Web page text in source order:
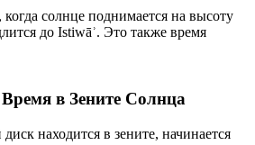
когда солнце поднимается на высоту
до Istiwāʾ. Это также время
в Зените Солнца
находится в зените, начинается